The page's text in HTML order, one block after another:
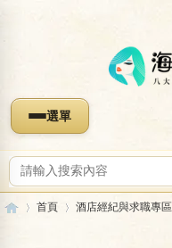
選單
首頁 酒店經紀與求職專區